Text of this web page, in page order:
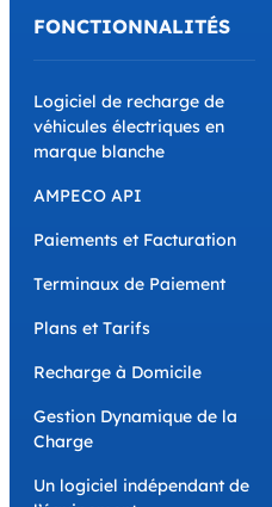
FONCTIONNALITÉS
Logiciel de recharge de
véhicules électriques en
marque blanche
AMPECO API
Paiements et Facturation
Terminaux de Paiement
Plans et Tarifs
Recharge à Domicile
Gestion Dynamique de la
Charge
Un logiciel indépendant de